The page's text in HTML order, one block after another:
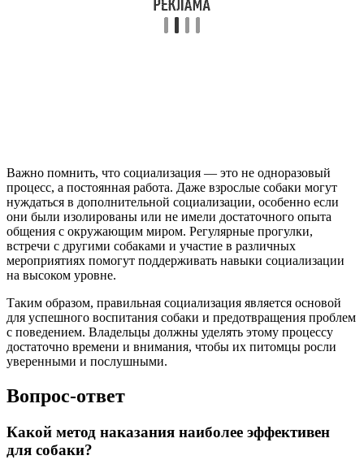
Важно помнить, что социализация — это не одноразовый
процесс, а постоянная работа. Даже взрослые собаки могут
нуждаться в дополнительной социализации, особенно если
они были изолированы или не имели достаточного опыта
общения с окружающим миром. Регулярные прогулки,
встречи с другими собаками и участие в различных
мероприятиях помогут поддерживать навыки социализации
на высоком уровне.
Таким образом, правильная социализация является основой
для успешного воспитания собаки и предотвращения проблем
с поведением. Владельцы должны уделять этому процессу
достаточно времени и внимания, чтобы их питомцы росли
уверенными и послушными.
Вопрос-ответ
Какой метод наказания наиболее эффективен
для собаки?